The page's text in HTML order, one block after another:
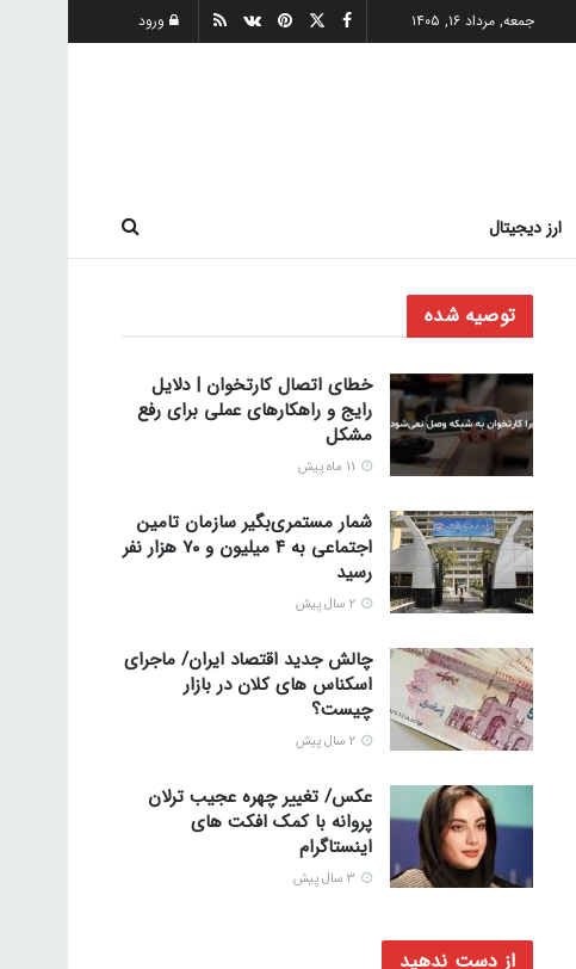
جمعه, مرداد ۱۶, ۱۴۰۵ ورود
ارز دیجیتال
توصیه شده
خطای اتصال کارتخوان | دلایل
رایج و راهکارهای عملی برای رفع
مشکل
شمار مستمری‌بگیر سازمان تامین
اجتماعی به ۴ میلیون و ۷۰ هزار نفر
رسید
چالش جدید اقتصاد ایران/ ماجرای
اسکناس های کلان در بازار
چیست؟
عکس/ تغییر چهره عجیب ترلان
پروانه با کمک افکت های
اینستاگرام
از دست ندهید